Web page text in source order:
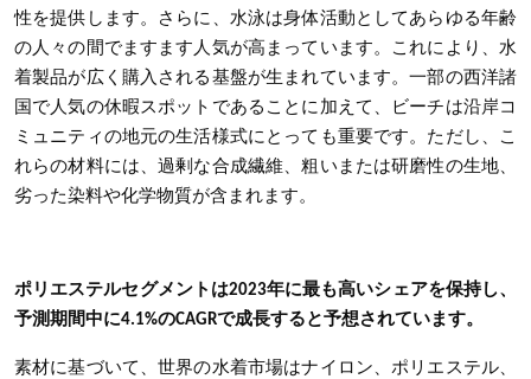
性を提供します。さらに、水泳は身体活動としてあらゆる年齢
の人々の間でますます人気が高まっています。これにより、水
着製品が広く購入される基盤が生まれています。一部の西洋諸
国で人気の休暇スポットであることに加えて、ビーチは沿岸コ
ミュニティの地元の生活様式にとっても重要です。ただし、こ
れらの材料には、過剰な合成繊維、粗いまたは研磨性の生地、
劣った染料や化学物質が含まれます。
ポリエステルセグメントは2023年に最も高いシェアを保持し、
予測期間中に4.1%のCAGRで成長すると予想されています。
素材に基づいて、世界の水着市場はナイロン、ポリエステル、